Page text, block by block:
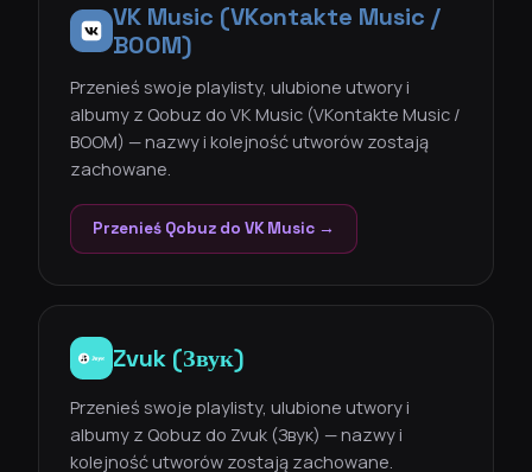
VK Music (VKontakte Music /
BOOM)
Przenieś swoje playlisty, ulubione utwory i
albumy z Qobuz do VK Music (VKontakte Music /
BOOM) — nazwy i kolejność utworów zostają
zachowane.
Przenieś Qobuz do VK Music →
Zvuk (Звук)
Przenieś swoje playlisty, ulubione utwory i
albumy z Qobuz do Zvuk (Звук) — nazwy i
kolejność utworów zostają zachowane.